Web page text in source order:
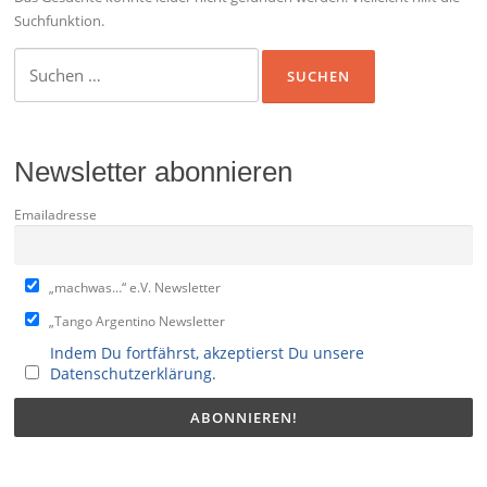
Suchfunktion.
nach:
Newsletter abonnieren
Emailadresse
„machwas…“ e.V. Newsletter
„Tango Argentino Newsletter
Indem Du fortfährst, akzeptierst Du unsere
Datenschutzerklärung.